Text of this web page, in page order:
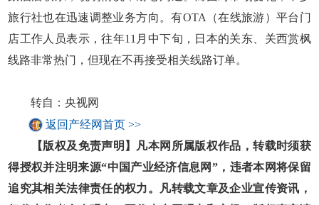
旅行社也在迅速调整业务方向。有OTA（在线旅游）平台门
店工作人员表示，往年11月中下旬，日本的关东、关西赏枫
线路非常热门，但现在不再接受相关线路订单。
转自：央视网
返回产经网首页 >>
【版权及免责声明】凡本网所属版权作品，转载时须获
得授权并注明来源“中国产业经济信息网”，违者本网将保留
追究其相关法律责任的权力。凡转载文章及企业宣传资讯，